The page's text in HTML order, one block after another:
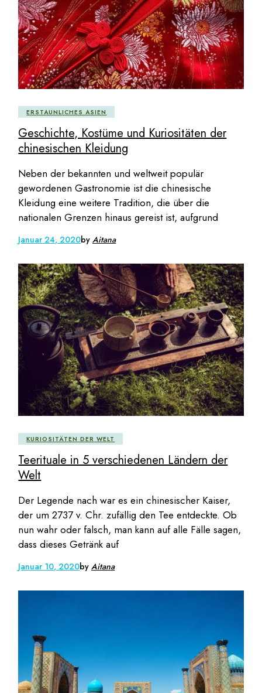
ERSTAUNLICHES ASIEN
Geschichte, Kostüme und Kuriositäten der
chinesischen Kleidung
Neben der bekannten und weltweit populär
gewordenen Gastronomie ist die chinesische
Kleidung eine weitere Tradition, die über die
nationalen Grenzen hinaus gereist ist, aufgrund
Januar 24, 2020byAitana
KURIOSITÄTEN DER WELT
Teerituale in 5 verschiedenen Ländern der
Welt
Der Legende nach war es ein chinesischer Kaiser,
der um 2737 v. Chr. zufällig den Tee entdeckte. Ob
nun wahr oder falsch, man kann auf alle Fälle sagen,
dass dieses Getränk auf
Januar 10, 2020byAitana